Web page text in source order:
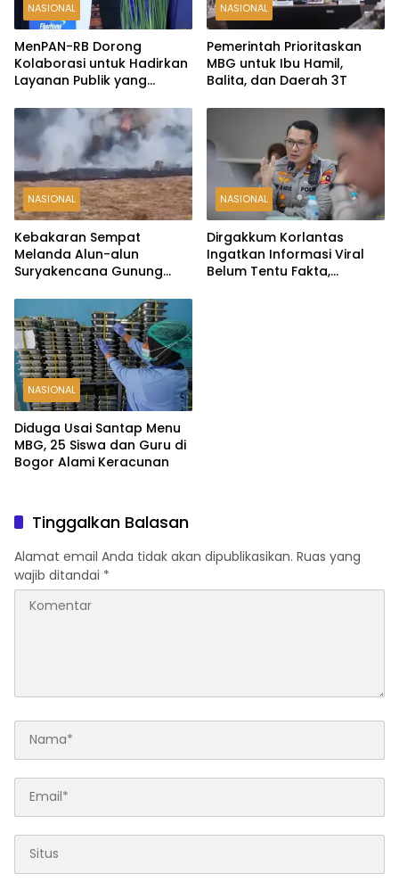
NASIONAL
MenPAN-RB Dorong
Kolaborasi untuk Hadirkan
Layanan Publik yang
NASIONAL
Pemerintah Prioritaskan
MBG untuk Ibu Hamil,
Balita, dan Daerah 3T
NASIONAL
Kebakaran Sempat
Melanda Alun-alun
Suryakencana Gunung
Dipadamkan
NASIONAL
Dirgakkum Korlantas
Ingatkan Informasi Viral
Belum Tentu Fakta,
NASIONAL
Diduga Usai Santap Menu
MBG, 25 Siswa dan Guru di
Bogor Alami Keracunan
Tinggalkan Balasan
Alamat email Anda tidak akan dipublikasikan. Ruas yang
wajib ditandai *